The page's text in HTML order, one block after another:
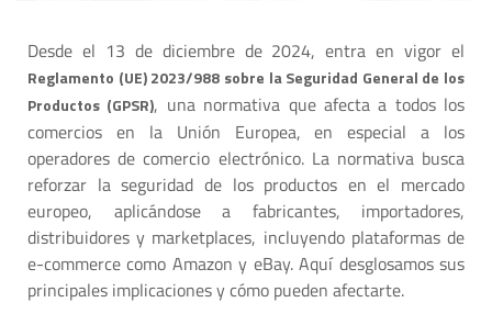
Desde el 13 de diciembre de 2024, entra en vigor el
Reglamento (UE) 2023/988 sobre la Seguridad General de los
Productos (GPSR), una normativa que afecta a todos los
comercios en la Unión Europea, en especial a los
operadores de comercio electrónico. La normativa busca
reforzar la seguridad de los productos en el mercado
europeo, aplicándose a fabricantes, importadores,
distribuidores y marketplaces, incluyendo plataformas de
e-commerce como Amazon y eBay. Aquí desglosamos sus
principales implicaciones y cómo pueden afectarte.